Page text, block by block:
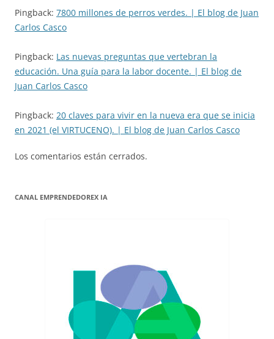
Pingback: 7800 millones de perros verdes. | El blog de Juan
Carlos Casco
Pingback: Las nuevas preguntas que vertebran la
educación. Una guía para la labor docente. | El blog de
Juan Carlos Casco
Pingback: 20 claves para vivir en la nueva era que se inicia
en 2021 (el VIRTUCENO). | El blog de Juan Carlos Casco
Los comentarios están cerrados.
CANAL EMPRENDEDOREX IA